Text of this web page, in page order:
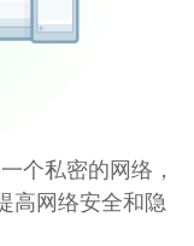
个私密的网络，
高网络安全和隐